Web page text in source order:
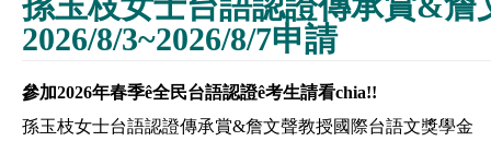
2026/8/3~2026/8/7申請
參加2026年春季ê全民台語認證ê考生請看chia!!
孫玉枝女士台語認證傳承賞&詹文聲教授國際台語文獎學金